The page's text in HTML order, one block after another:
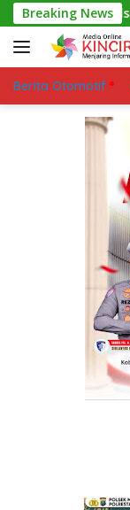
Skip
to
content
Breaking News
Polsek Medan
Berita Otomotif